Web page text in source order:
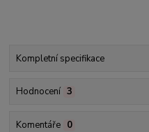
Kompletní specifikace
Hodnocení 3
Komentáře 0